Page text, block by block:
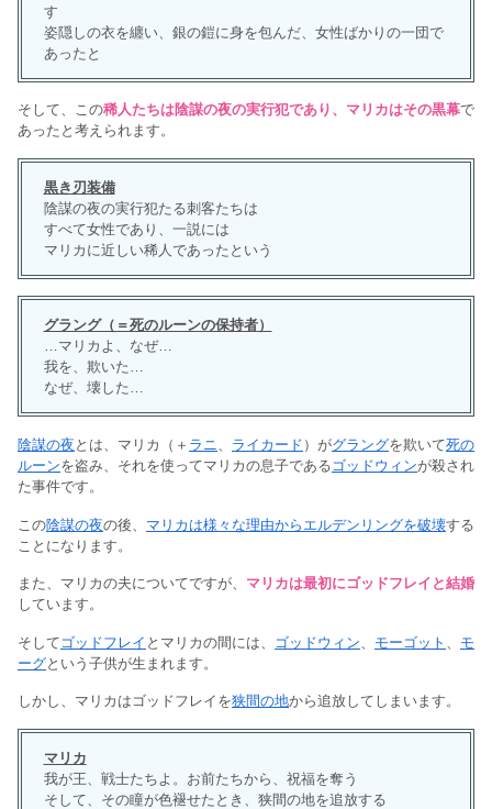
す
姿隠しの衣を纏い、銀の鎧に身を包んだ、女性ばかりの一団で
あったと
そして、この稀人たちは陰謀の夜の実行犯であり、マリカはその黒幕で
あったと考えられます。
黒き刃装備
陰謀の夜の実行犯たる刺客たちは
すべて女性であり、一説には
マリカに近しい稀人であったという
グラング（＝死のルーンの保持者）
…マリカよ、なぜ…
我を、欺いた…
なぜ、壊した…
陰謀の夜 とは、マリカ（＋ ラニ ライカード ）がグラングを欺いて死の
ルーンを盗み、それを使ってマリカの息子である ゴッドウィンが殺され
た事件です。
この陰謀の夜の後、 マリカは様々な理由からエルデンリングを破壊する
ことになります。
また、マリカの夫についてですが、 マリカは最初にゴッドフレイと結婚
しています。
そして ゴッドフレイ とマリカの間には、 ゴッドウィン モーゴット
モ
ーグという子供が生まれます。
しかし、マリカはゴッドフレイを狭間の地から追放してしまいます。
マリカ
我が王、戦士たちよ。お前たちから、祝福を奪う
そして、その瞳が色褪せたとき、狭間の地を追放する